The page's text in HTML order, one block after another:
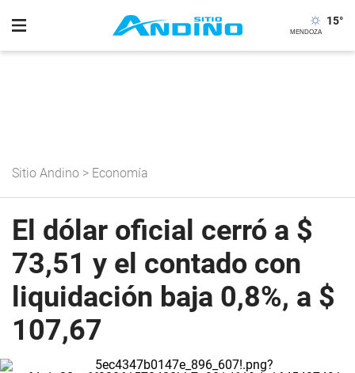
15°
Sitio Andino > Economía
El dólar oficial cerró a $
73,51 y el contado con
liquidación baja 0,8%, a $
107,67